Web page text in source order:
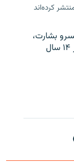
کرده‌اند
بشارت،
زندانی کُرد سنی‌مذهب، پس از تحمل بیش از ۱۴ سال